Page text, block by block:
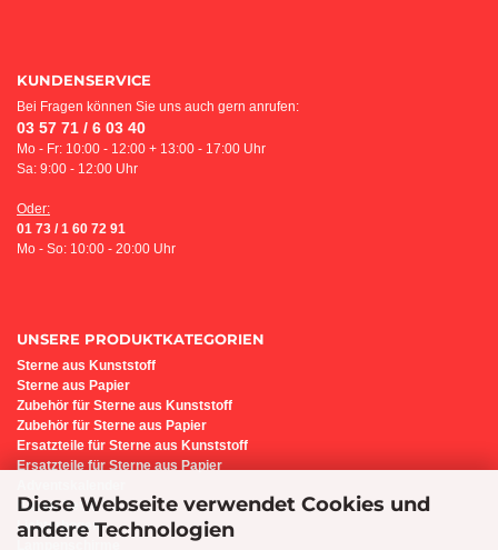
Diese Webseite verwendet Cookies und
andere Technologien
KUNDENSERVICE
Bei Fragen können Sie uns auch gern anrufen:
03 57 71 / 6 03 40
Mo - Fr: 10:00 - 12:00 + 13:00 - 17:00 Uhr
Sa: 9:00 - 12:00 Uhr
Oder:
01 73 / 1 60 72 91
Mo - So: 10:00 - 20:00 Uhr
UNSERE PRODUKTKATEGORIEN
Sterne aus Kunststoff
Sterne aus Papier
Zubehör für Sterne aus Kunststoff
Zubehör für Sterne aus Papier
Ersatzteile für Sterne aus Kunststoff
Ersatzteile für Sterne aus Papier
Bastel-Set i6
Lichterbogen